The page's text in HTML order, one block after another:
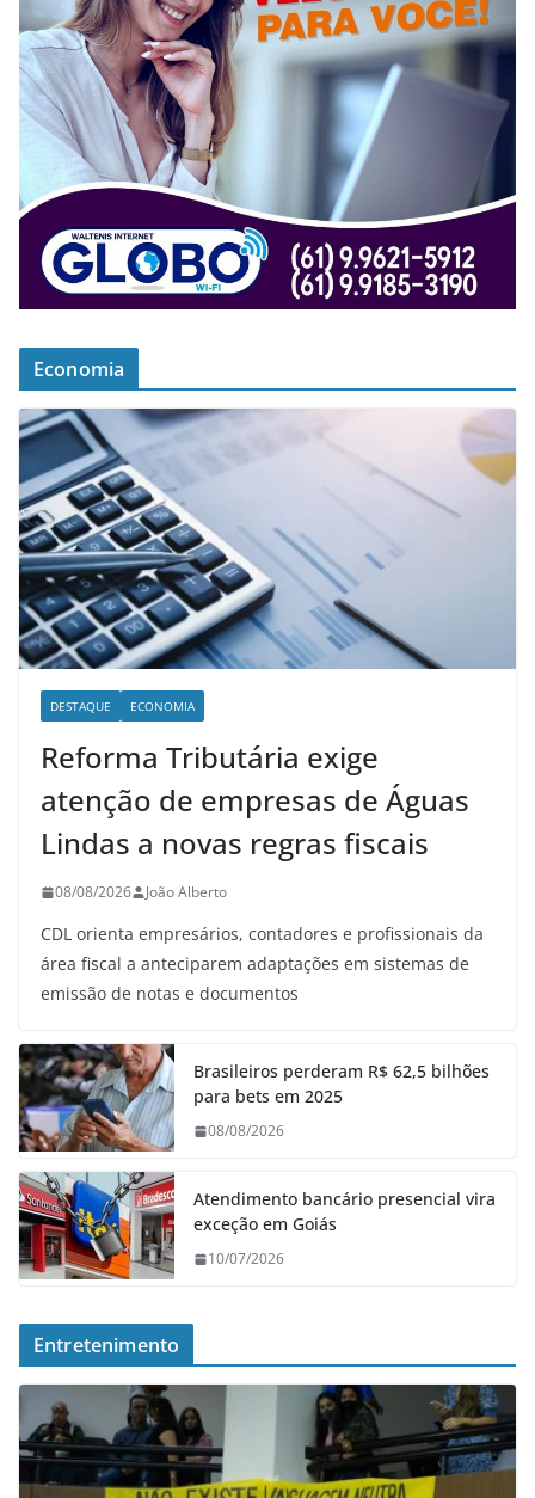
Economia
DESTAQUE ECONOMIA
Reforma Tributária exige
atenção de empresas de Águas
Lindas a novas regras fiscais
08/08/2026 João Alberto
CDL orienta empresários, contadores e profissionais da
área fiscal a anteciparem adaptações em sistemas de
emissão de notas e documentos
Brasileiros perderam R$ 62,5 bilhões
para bets em 2025
08/08/2026
Atendimento bancário presencial vira
exceção em Goiás
10/07/2026
Entretenimento